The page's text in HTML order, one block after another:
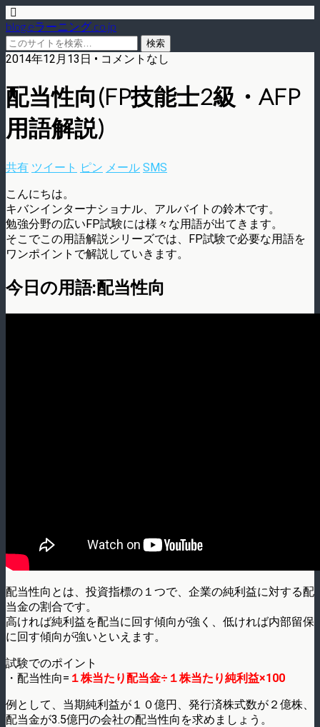
blog.eラーニング.co.jp
2014年12月13日 • コメントなし
配当性向(FP技能士2級・AFP
用語解説)
共有 ツイート ピン メール SMS
こんにちは。
キバンインターナショナル、アルバイトの鈴木です。
勉強分野の広いFP試験には様々な用語が出てきます。
そこでこの用語解説シリーズでは、FP試験で必要な用語を
ワンポイントで解説していきます。
今日の用語:配当性向
配当性向とは、投資指標の１つで、企業の純利益に対する配
当金の割合です。
高ければ純利益を配当に回す傾向が強く、低ければ内部留保
に回す傾向が強いといえます。
試験でのポイント
・配当性向= １株当たり配当金÷１株当たり純利益×100
例として、当期純利益が１０億円、発行済株式数が２億株、
配当金が3.5億円の会社の配当性向を求めましょう。